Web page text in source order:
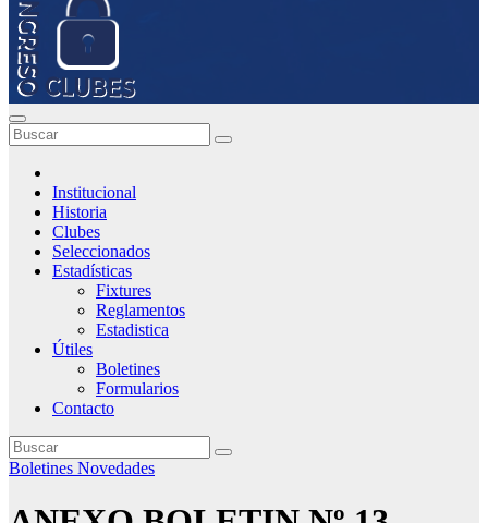
Institucional
Historia
Clubes
Seleccionados
Estadísticas
Fixtures
Reglamentos
Estadistica
Útiles
Boletines
Formularios
Contacto
Boletines Novedades